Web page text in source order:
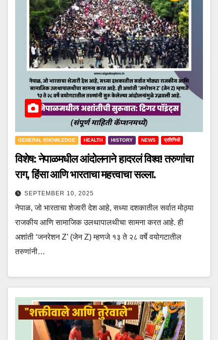
GENERAL KNOWLEDGE HEALTH HISTORY NEWS प्रतिनिधी
विशेष: नेपाळमधील आंदोलनाने हादरलं विश्व! तरुणांचा
राग, हिंसा आणि भारताचा महत्त्वाचा सल्ला.
SEPTEMBER 10, 2025
नेपाळ, जो भारताचा शेजारी देश आहे, सध्या दशकातील सर्वात मोठ्या
राजकीय आणि सामाजिक उलथापालथीचा सामना करत आहे. ही
अशांती ‘जनरेशन Z’ (जेन Z) म्हणजे १३ ते २८ वर्षे वयोगटातील
तरुणांनी…